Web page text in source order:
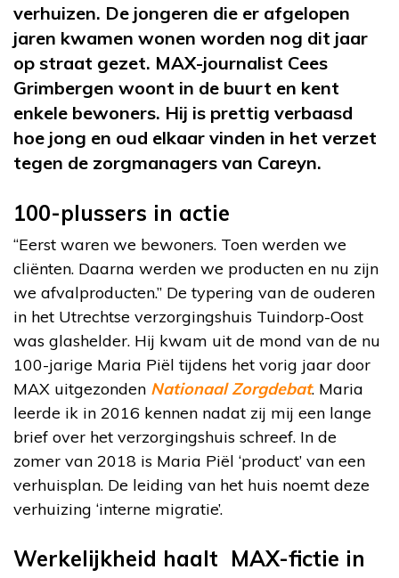
verhuizen. De jongeren die er afgelopen
jaren kwamen wonen worden nog dit jaar
op straat gezet. MAX-journalist Cees
Grimbergen woont in de buurt en kent
enkele bewoners. Hij is prettig verbaasd
hoe jong en oud elkaar vinden in het verzet
tegen de zorgmanagers van Careyn.
100-plussers in actie
“Eerst waren we bewoners. Toen werden we
cliënten. Daarna werden we producten en nu zijn
we afvalproducten.” De typering van de ouderen
in het Utrechtse verzorgingshuis Tuindorp-Oost
was glashelder. Hij kwam uit de mond van de nu
100-jarige Maria Piël tijdens het vorig jaar door
MAX uitgezonden Nationaal Zorgdebat. Maria
leerde ik in 2016 kennen nadat zij mij een lange
brief over het verzorgingshuis schreef. In de
zomer van 2018 is Maria Piël ‘product’ van een
verhuisplan. De leiding van het huis noemt deze
verhuizing ‘interne migratie’.
Werkelijkheid haalt MAX-fictie in